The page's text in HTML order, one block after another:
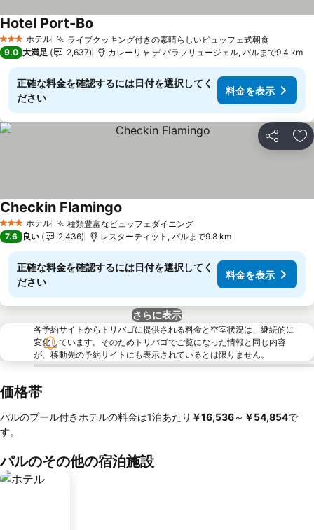
3 ホテルのランク
ホテル ライブクッキング付きの素晴らしいビュッフェ式朝食
Hotel Port-Bo
9.0 大満足 2,637 カレーリャ デ パラフリュージェル, パルまで9.4 km
正確な料金を確認するには日付を選択してく
ださい
料金を表示
シェア お
3 ホテルのランク
ホテル 種類豊富なビュッフェダイニング
Checkin Flamingo
7.6 良い 2,436 レスターティット, パルまで9.8 km
正確な料金を確認するには日付を選択してく
ださい
料金を表示
さらに表示
各予約サイトからトリバゴに提供される料金と空室状況は、継続的に
変化しています。そのためトリバゴでご覧になった情報と同じ内容
が、移動先の予約サイトにも表示されているとは限りません。
価格帯
パルのプール付きホテルの料金は1泊あたり ‎￥16,536～ ‎￥54,854で
す。
パルのその他の宿泊施設